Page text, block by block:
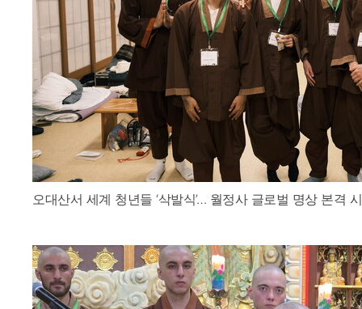
오대산서 세계 청년들 ‘삭발식’… 월정사 글로벌 명상 본격